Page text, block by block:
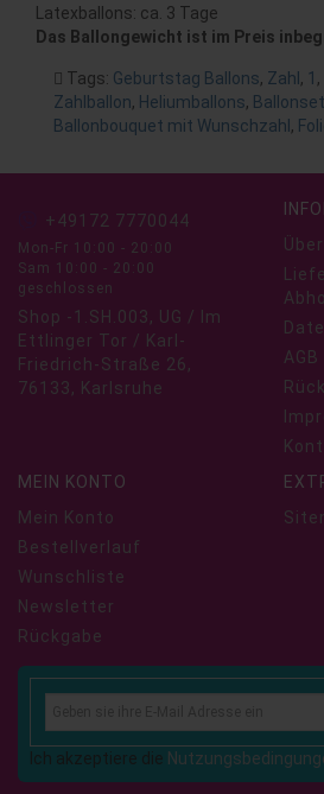
Latexballons: ca. 3 Tage
Das Ballongewicht ist im Preis
Tags: Geburtstag Ballons, Zahl , 1 ,
Zahlballon, Heliumballons, Ballonset
Ballonbouquet mit Wunschzahl ,
+49172 7770044
Mon-Fr 10:00 - 20:00
Sam 10:00 - 20:00
geschlossen
Shop -1.SH.003, UG / Im
Ettlinger Tor / Karl-
Friedrich-Straße 26,
76133, Karlsruhe
AGB
MEIN KONTO
Mein Konto
Bestellverlauf
Wunschliste
Newsletter
Rückgabe
Ich akzeptiere die